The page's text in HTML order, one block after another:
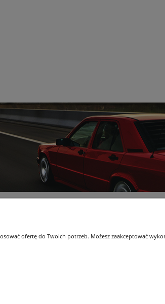
ofertę do Twoich potrzeb. Możesz zaakceptować